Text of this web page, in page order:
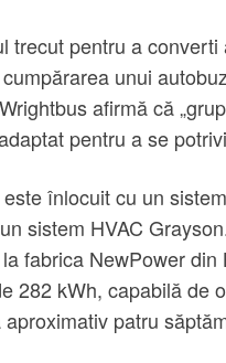
trecut pentru a
unui
afirmă că
pentru a se
înlocuit cu un
sistem HVAC
fabrica NewPower
282 kWh, capabilă de
patru